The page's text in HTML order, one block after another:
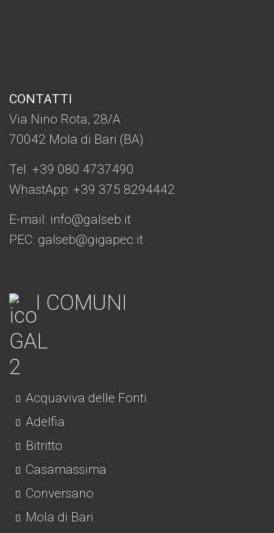
CONTATTI
Via Nino Rota, 28/A
70042 Mola di Bari (BA)
Tel. +39 080 4737490
WhastApp: +39 375 8294442
E-mail: info@galseb.it
PEC: galseb@gigapec.it
I COMUNI
Acquaviva delle Fonti
Adelfia
Bitritto
Casamassima
Conversano
Mola di Bari